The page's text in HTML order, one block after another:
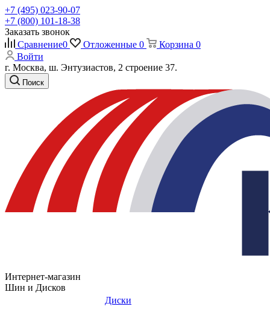
+7 (495) 023-90-07
+7 (800) 101-18-38
Заказать звонок
Сравнение0 Отложенные 0 Корзина 0
Войти
г. Москва, ш. Энтузиастов, 2 строение 37.
Поиск
Интернет-магазин
Шин и Дисков
Диски